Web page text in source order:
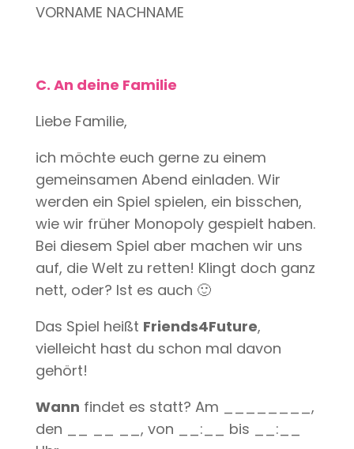
VORNAME NACHNAME
C. An deine Familie
Liebe Familie,
ich möchte euch gerne zu einem
gemeinsamen Abend einladen. Wir
werden ein Spiel spielen, ein bisschen,
wie wir früher Monopoly gespielt haben.
Bei diesem Spiel aber machen wir uns
auf, die Welt zu retten! Klingt doch ganz
nett, oder? Ist es auch 🙂
Das Spiel heißt Friends4Future,
vielleicht hast du schon mal davon
gehört!
Wann findet es statt? Am ________,
den __ __ __, von __:__ bis __:__